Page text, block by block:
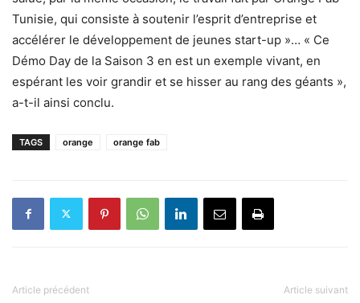
Tunisie, qui consiste à soutenir l’esprit d’entreprise et
accélérer le développement de jeunes start-up »… « Ce
Démo Day de la Saison 3 en est un exemple vivant, en
espérant les voir grandir et se hisser au rang des géants »,
a-t-il ainsi conclu.
TAGS orange orange fab
Article précédent Article suivant